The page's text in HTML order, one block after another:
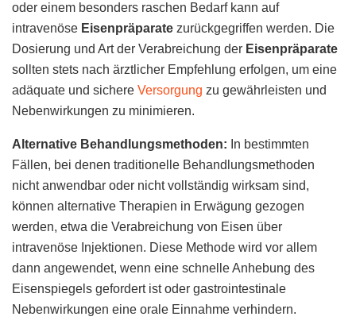
oder einem besonders raschen Bedarf kann auf
intravenöse Eisenpräparate zurückgegriffen werden. Die
Dosierung und Art der Verabreichung der Eisenpräparate
sollten stets nach ärztlicher Empfehlung erfolgen, um eine
adäquate und sichere Versorgung zu gewährleisten und
Nebenwirkungen zu minimieren.
Alternative Behandlungsmethoden: In bestimmten
Fällen, bei denen traditionelle Behandlungsmethoden
nicht anwendbar oder nicht vollständig wirksam sind,
können alternative Therapien in Erwägung gezogen
werden, etwa die Verabreichung von Eisen über
intravenöse Injektionen. Diese Methode wird vor allem
dann angewendet, wenn eine schnelle Anhebung des
Eisenspiegels gefordert ist oder gastrointestinale
Nebenwirkungen eine orale Einnahme verhindern.